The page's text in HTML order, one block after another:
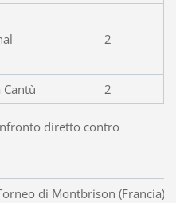
2
Cantù 2
diretto contro
di Montbrison (Francia)